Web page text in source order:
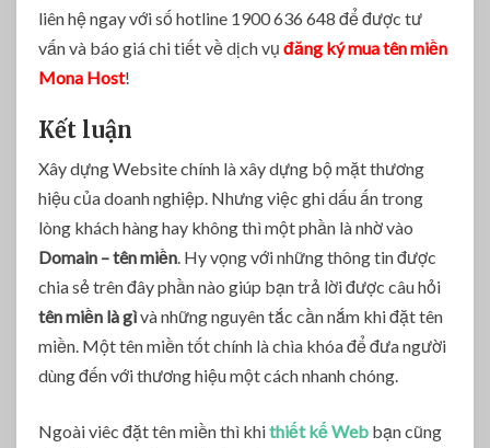
liên hệ ngay với số hotline 1900 636 648 để được tư
vấn và báo giá chi tiết về dịch vụ đăng ký mua tên miền
Mona Host!
Kết luận
Xây dựng Website chính là xây dựng bộ mặt thương
hiệu của doanh nghiệp. Nhưng việc ghi dấu ấn trong
lòng khách hàng hay không thì một phần là nhờ vào
Domain – tên miền. Hy vọng với những thông tin được
chia sẻ trên đây phần nào giúp bạn trả lời được câu hỏi
tên miền là gìvà những nguyên tắc cần nắm khi đặt tên
miền. Một tên miền tốt chính là chìa khóa để đưa người
dùng đến với thương hiệu một cách nhanh chóng.
Ngoài viêc đặt tên miền thì khithiết kế Web bạn cũng